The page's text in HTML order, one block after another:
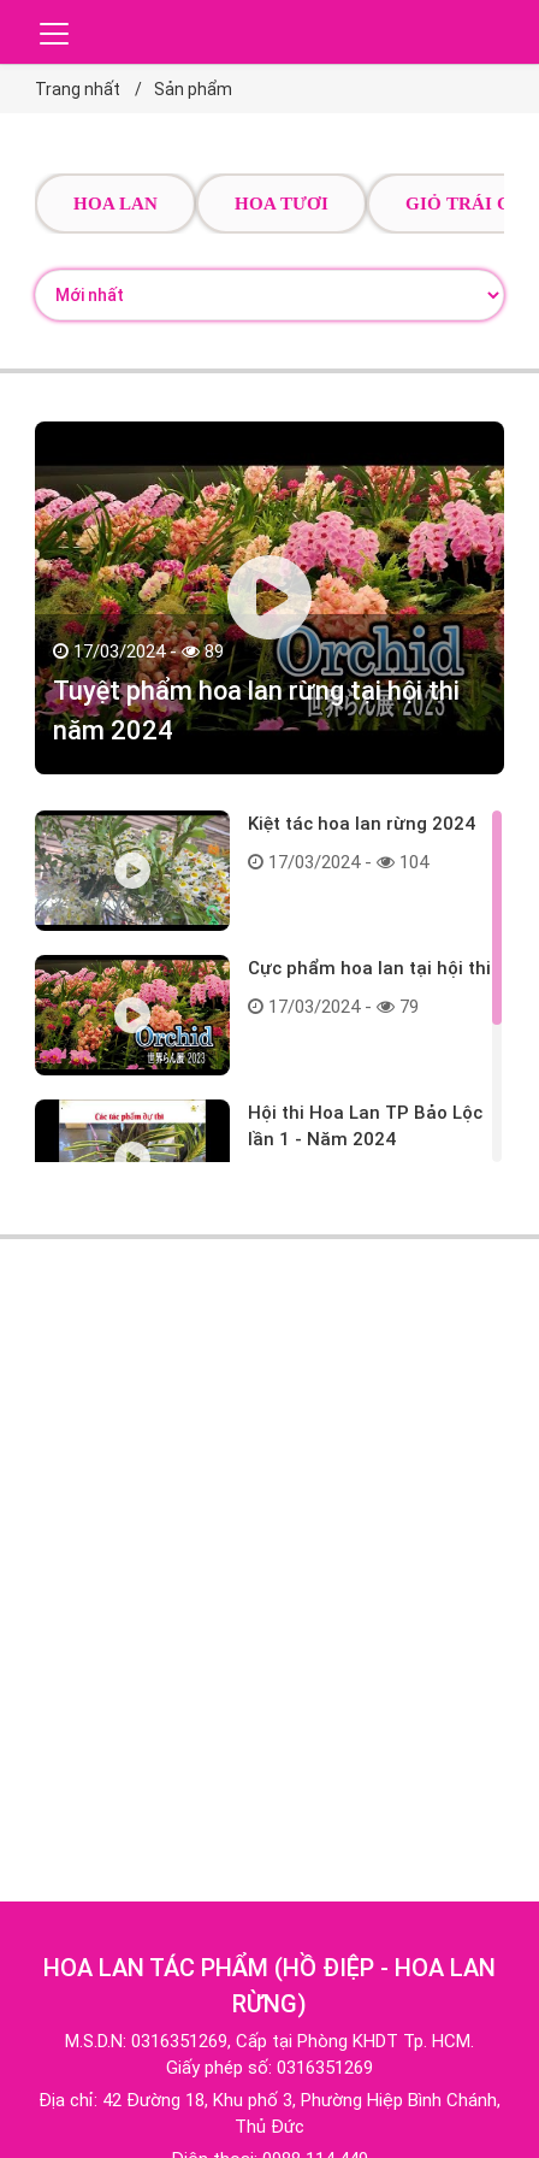
Trang nhất Sản phẩm
HOA LAN HOA TƯƠI GIỎ TRÁI CÂY
17/03/2024 - 89
Tuyệt phẩm hoa lan rừng tại hội thi
năm 2024
Kiệt tác hoa lan rừng 2024
17/03/2024 -
104
Cực phẩm hoa lan tại hội thi
17/03/2024 -
79
Hội thi Hoa Lan TP Bảo Lộc
lần 1 - Năm 2024
HOA LAN TÁC PHẨM (HỒ ĐIỆP - HOA LAN
RỪNG)
M.S.D.N: 0316351269, Cấp tại Phòng KHDT Tp. HCM.
Giấy phép số: 0316351269
Địa chỉ: 42 Đường 18, Khu phố 3, Phường Hiệp Bình Chánh,
Thủ Đức